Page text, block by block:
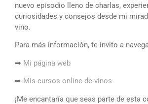
nuevo episodio lleno de charlas,
curiosidades y consejos desde mi
vino.
Para más información, te invito a
➡ Mi página web
➡ Mis cursos online de vinos
¡Me encantaría que seas parte de esta